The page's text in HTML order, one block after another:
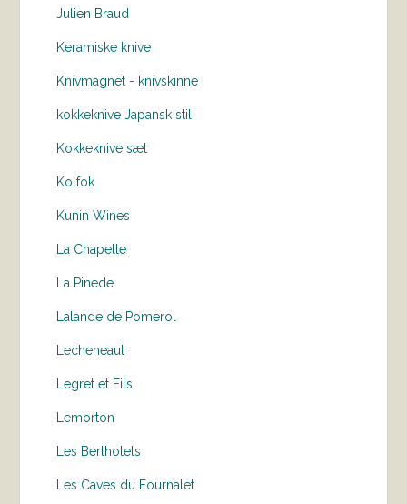
Julien Braud
Keramiske knive
Knivmagnet - knivskinne
kokkeknive Japansk stil
Kokkeknive sæt
Kolfok
Kunin Wines
La Chapelle
La Pinede
Lalande de Pomerol
Lecheneaut
Legret et Fils
Lemorton
Les Bertholets
Les Caves du Fournalet